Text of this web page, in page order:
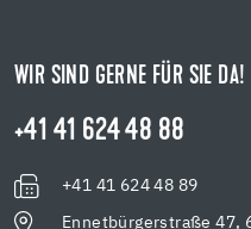
WIR SIND GERNE FÜR SIE DA!
+41 41 624 48 88
+41 41 624 48 89
Ennetbürgerstraße 47,